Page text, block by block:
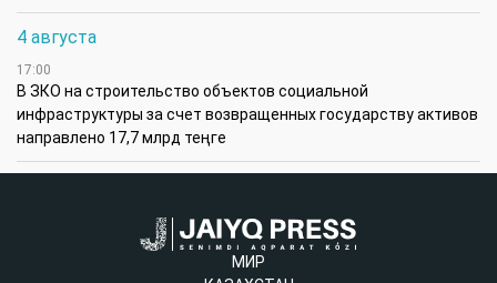
4 августа
17:00
В ЗКО на строительство объектов социальной
инфраструктуры за счет возвращенных государству активов
направлено 17,7 млрд теңге
МИР